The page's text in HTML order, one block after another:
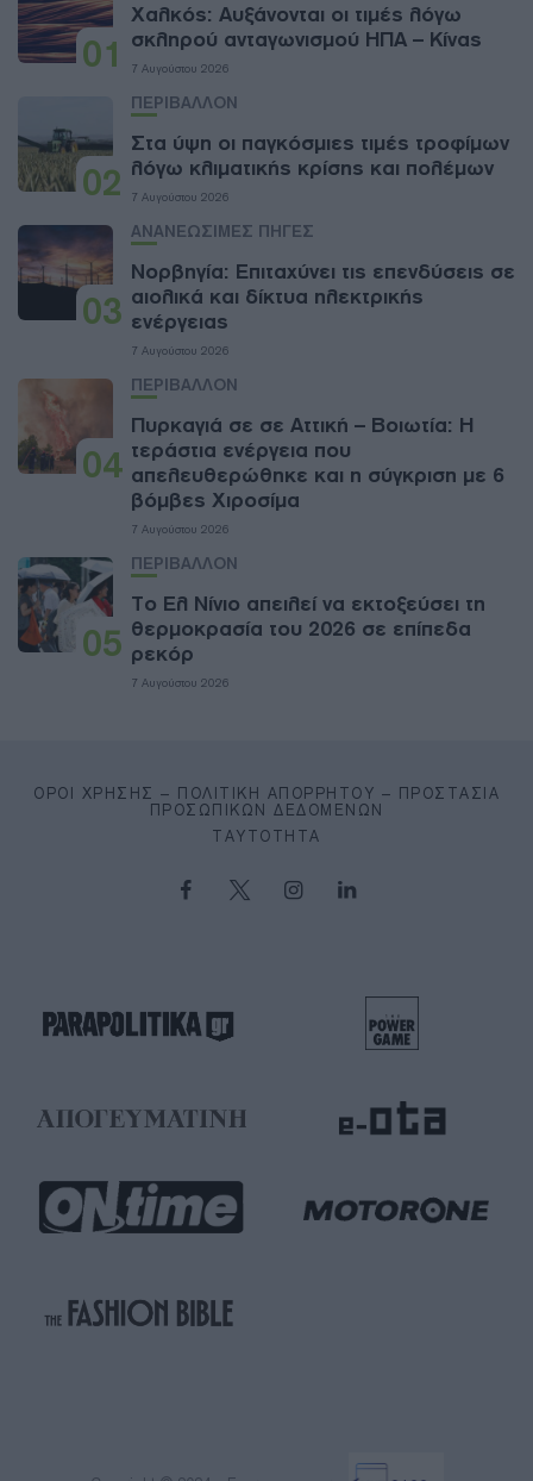
01
Χαλκός: Αυξάνονται οι τιμές λόγω
σκληρού ανταγωνισμού ΗΠΑ – Κίνας
7 Αυγούστου 2026
02
ΠΕΡΙΒΑΛΛΟΝ
Στα ύψη οι παγκόσμιες τιμές τροφίμων
λόγω κλιματικής κρίσης και πολέμων
7 Αυγούστου 2026
03
ΑΝΑΝΕΩΣΙΜΕΣ ΠΗΓΕΣ
Νορβηγία: Επιταχύνει τις επενδύσεις σε
αιολικά και δίκτυα ηλεκτρικής
ενέργειας
7 Αυγούστου 2026
04
ΠΕΡΙΒΑΛΛΟΝ
Πυρκαγιά σε σε Αττική – Βοιωτία: Η
τεράστια ενέργεια που
απελευθερώθηκε και η σύγκριση με 6
βόμβες Χιροσίμα
7 Αυγούστου 2026
05
ΠΕΡΙΒΑΛΛΟΝ
Το Ελ Νίνιο απειλεί να εκτοξεύσει τη
θερμοκρασία του 2026 σε επίπεδα
ρεκόρ
7 Αυγούστου 2026
ΌΡΟΙ ΧΡΉΣΗΣ – ΠΟΛΙΤΙΚΉ ΑΠΟΡΡΉΤΟΥ – ΠΡΟΣΤΑΣΊΑ
ΠΡΟΣΩΠΙΚΏΝ ΔΕΔΟΜΈΝΩΝ
ΤΑΥΤΌΤΗΤΑ